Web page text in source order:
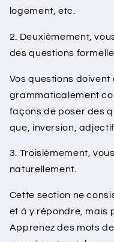
logement, etc.
2. Deuxièmement,
des questions
Vos questions doivent
grammaticalement
façons de poser des
que, inversion,
3. Troisièmement,
naturellement.
Cette section ne
et à y répondre, mais
Apprenez des mots